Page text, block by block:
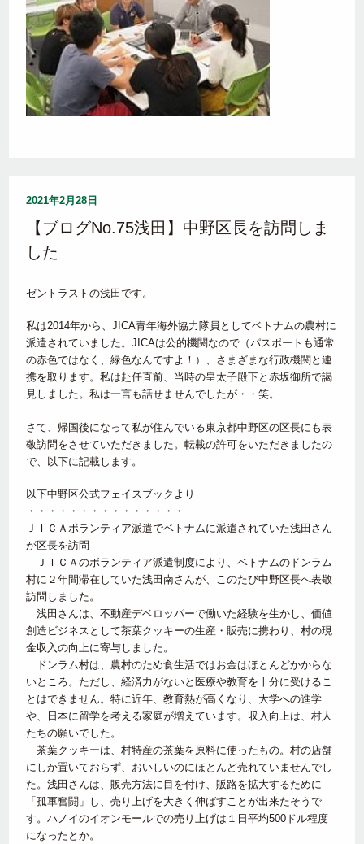
2021年2月28日
【ブログNo.75浅田】中野区長を訪問しま
した
ゼントラストの浅田です。
私は2014年から、JICA青年海外協力隊員としてベトナムの農村に
派遣されていました。JICAは公的機関なので（パスポートも通常
の赤色ではなく、緑色なんですよ！）、さまざまな行政機関と連
携を取ります。私は赴任直前、当時の皇太子殿下と赤坂御所で謁
見しました。私は一言も話せませんでしたが・・笑。
さて、帰国後になって私が住んでいる東京都中野区の区長にも表
敬訪問をさせていただきました。転載の許可をいただきましたの
で、以下に記載します。
以下中野区公式フェイスブックより
・・・・・・・・・・・・・・・
ＪＩＣＡボランティア派遣でベトナムに派遣されていた浅田さん
が区長を訪問
ＪＩＣＡのボランティア派遣制度により、ベトナムのドンラム
村に２年間滞在していた浅田南さんが、このたび中野区長へ表敬
訪問しました。
浅田さんは、不動産デベロッパーで働いた経験を生かし、価値
創造ビジネスとして茶葉クッキーの生産・販売に携わり、村の現
金収入の向上に寄与しました。
ドンラム村は、農村のため食生活ではお金はほとんどかからな
いところ。ただし、経済力がないと医療や教育を十分に受けるこ
とはできません。特に近年、教育熱が高くなり、大学への進学
や、日本に留学を考える家庭が増えています。収入向上は、村人
たちの願いでした。
茶葉クッキーは、村特産の茶葉を原料に使ったもの。村の店舗
にしか置いておらず、おいしいのにほとんど売れていませんでし
た。浅田さんは、販売方法に目を付け、販路を拡大するために
「孤軍奮闘」し、売り上げを大きく伸ばすことが出来たそうで
す。ハノイのイオンモールでの売り上げは１日平均500ドル程度
になったとか。